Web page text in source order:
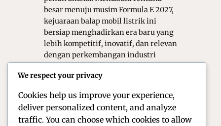
besar menuju musim Formula E 2027,
kejuaraan balap mobil listrik ini
bersiap menghadirkan era baru yang
lebih kompetitif, inovatif, dan relevan
dengan perkembangan industri
tersebut, pembalap senior sekaligus
We respect your privacy
Cookies help us improve your experience,
deliver personalized content, and analyze
traffic. You can choose which cookies to allow